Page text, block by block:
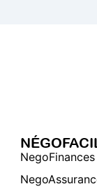
NegoFinances